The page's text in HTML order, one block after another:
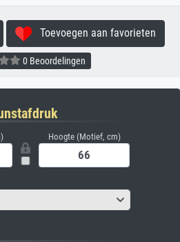
Toevoegen aan favorieten
0 Beoordelingen
Hoogte (Motief, cm)